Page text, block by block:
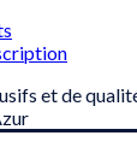
et de